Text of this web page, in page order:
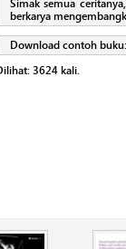
Simak semua
berkarya
Download contoh
3624 kali.